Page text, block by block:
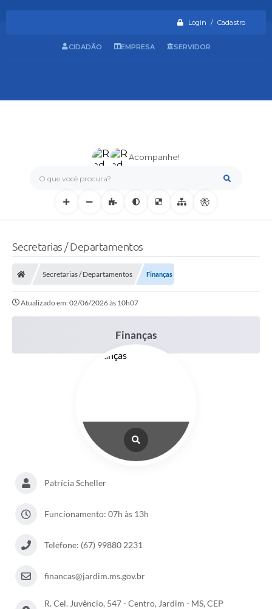
Login / Cadastro
O que você procura?
Acompanhe!
CIDADÃO EMPRESA SERVIDOR
Secretarias / Departamentos
Secretarias / Departamentos Finanças
Atualizado em: 02/06/2026 às 10h07
Finanças
Patrícia Scheller
Funcionamento: 07h às 13h
Telefone: (67) 99880 2231
financas@jardim.ms.gov.br
R. Cel. Juvêncio, 547 - Centro, Jardim - MS, CEP